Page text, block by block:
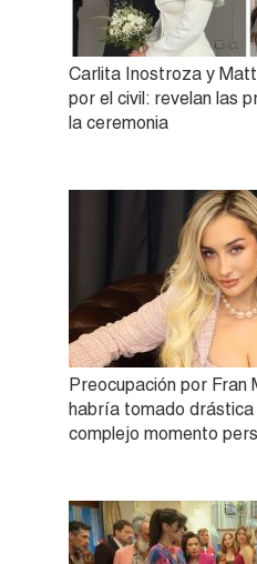
Carlita Inostroza y
por el civil: revelan las
la ceremonia
Preocupación por Fran
habría tomado drástica
complejo momento